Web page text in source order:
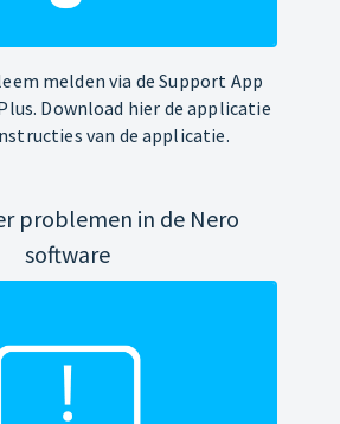
melden via de Support App
Download hier de applicatie
van de applicatie.
problemen in de Nero
software